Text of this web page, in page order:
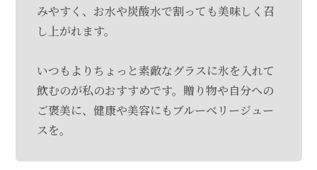
みやすく、お水や炭酸水で割っても美味しく召
し上がれます。
いつもよりちょっと素敵なグラスに氷を入れて
飲むのが私のおすすめです。贈り物や自分への
ご褒美に、健康や美容にもブルーベリージュー
スを。